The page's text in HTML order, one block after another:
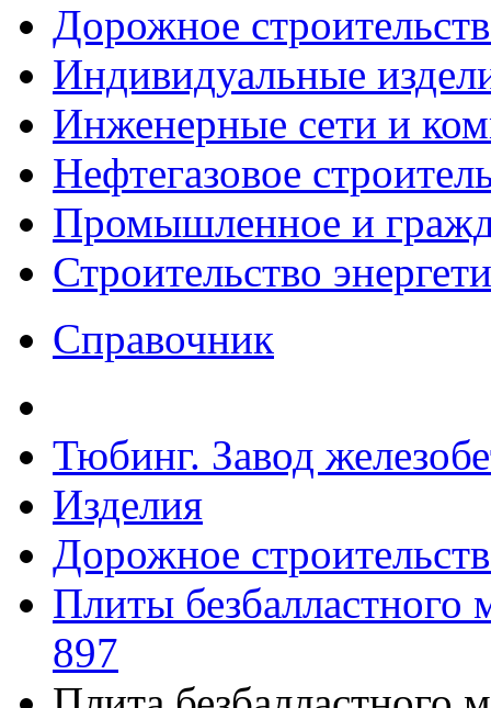
Дорожное
Индивидуальные
Инженерные сети и
Нефтегазовое
Промышленное и
Строительство
Справочник
Тюбинг. Завод
Изделия
Дорожное
Плиты
897